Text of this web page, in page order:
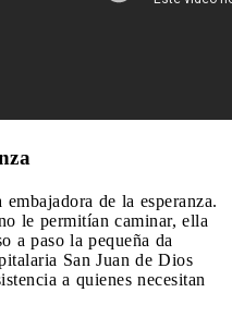
de la esperanza.
le permitían caminar, ella
a paso la pequeña da
San Juan de Dios
a quienes necesitan